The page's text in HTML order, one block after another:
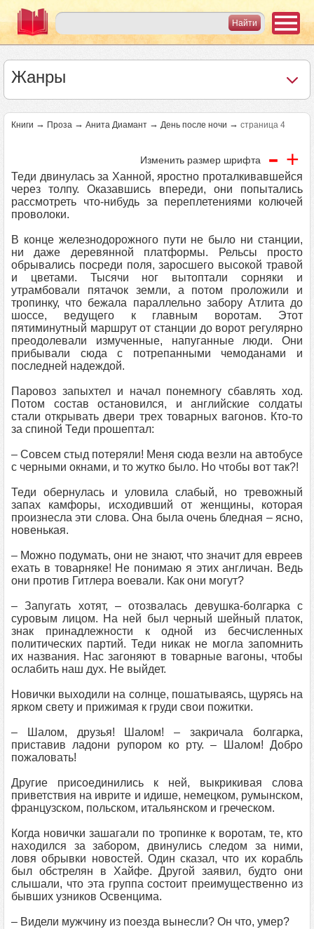
Жанры
Книги → Проза → Анита Диамант → День после ночи → страница 4
Изменить размер шрифта - +
Теди двинулась за Ханной, яростно проталкивавшейся
через толпу. Оказавшись впереди, они попытались
рассмотреть что-нибудь за переплетениями колючей
проволоки.
В конце железнодорожного пути не было ни станции,
ни даже деревянной платформы. Рельсы просто
обрывались посреди поля, заросшего высокой травой
и цветами. Тысячи ног вытоптали сорняки и
утрамбовали пятачок земли, а потом проложили и
тропинку, что бежала параллельно забору Атлита до
шоссе, ведущего к главным воротам. Этот
пятиминутный маршрут от станции до ворот регулярно
преодолевали измученные, напуганные люди. Они
прибывали сюда с потрепанными чемоданами и
последней надеждой.
Паровоз запыхтел и начал понемногу сбавлять ход.
Потом состав остановился, и английские солдаты
стали открывать двери трех товарных вагонов. Кто-то
за спиной Теди прошептал:
– Совсем стыд потеряли! Меня сюда везли на автобусе
с черными окнами, и то жутко было. Но чтобы вот так?!
Теди обернулась и уловила слабый, но тревожный
запах камфоры, исходивший от женщины, которая
произнесла эти слова. Она была очень бледная – ясно,
новенькая.
– Можно подумать, они не знают, что значит для евреев
ехать в товарняке! Не понимаю я этих англичан. Ведь
они против Гитлера воевали. Как они могут?
– Запугать хотят, – отозвалась девушка-болгарка с
суровым лицом. На ней был черный шейный платок,
знак принадлежности к одной из бесчисленных
политических партий. Теди никак не могла запомнить
их названия. Нас загоняют в товарные вагоны, чтобы
ослабить наш дух. Не выйдет.
Новички выходили на солнце, пошатываясь, щурясь на
ярком свету и прижимая к груди свои пожитки.
– Шалом, друзья! Шалом! – закричала болгарка,
приставив ладони рупором ко рту. – Шалом! Добро
пожаловать!
Другие присоединились к ней, выкрикивая слова
приветствия на иврите и идише, немецком, румынском,
французском, польском, итальянском и греческом.
Когда новички зашагали по тропинке к воротам, те, кто
находился за забором, двинулись следом за ними,
ловя обрывки новостей. Один сказал, что их корабль
был обстрелян в Хайфе. Другой заявил, будто они
слышали, что эта группа состоит преимущественно из
бывших узников Освенцима.
– Видели мужчину из поезда вынесли? Он что, умер?